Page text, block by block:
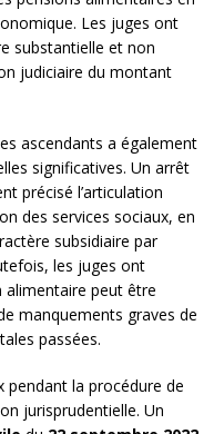
Les juges ont
substantielle et non
judiciaire du montant
ascendants a également
significatives. Un arrêt
précisé l’articulation
des services sociaux, en
subsidiaire par
les juges ont
alimentaire peut être
manquements graves de
passées.
pendant la procédure de
jurisprudentielle. Un